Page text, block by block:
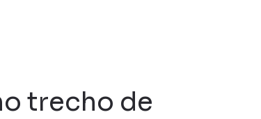
trecho de